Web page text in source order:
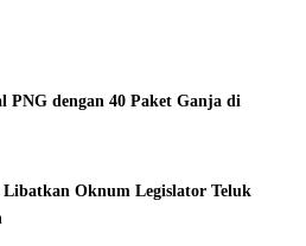
PNG dengan 40 Paket Ganja di
Libatkan Oknum Legislator Teluk